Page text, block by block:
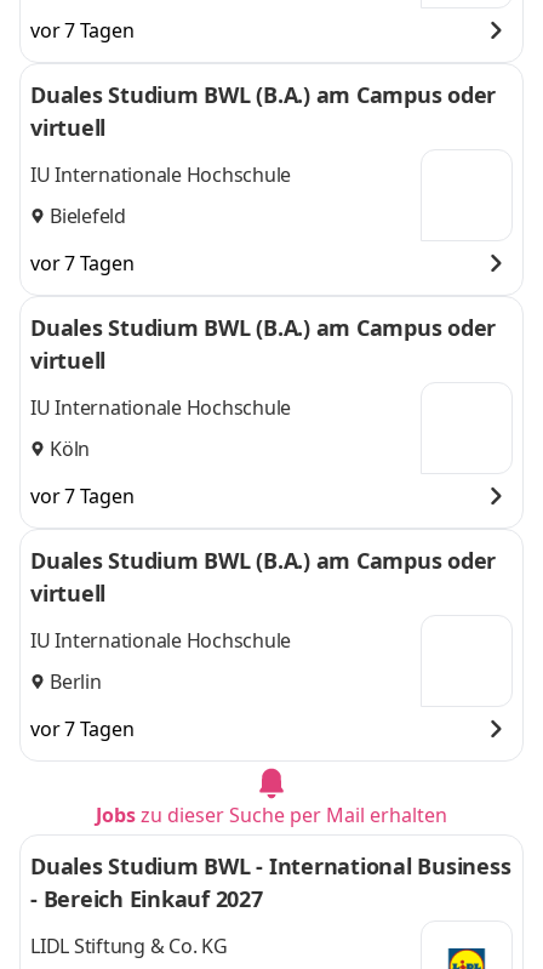
vor 7 Tagen
Duales Studium BWL (B.A.) am Campus oder
virtuell
IU Internationale Hochschule
Bielefeld
vor 7 Tagen
Duales Studium BWL (B.A.) am Campus oder
virtuell
IU Internationale Hochschule
Köln
vor 7 Tagen
Duales Studium BWL (B.A.) am Campus oder
virtuell
IU Internationale Hochschule
Berlin
vor 7 Tagen
Jobszu dieser Suche per Mail erhalten
Duales Studium BWL - International Business
- Bereich Einkauf 2027
LIDL Stiftung & Co. KG